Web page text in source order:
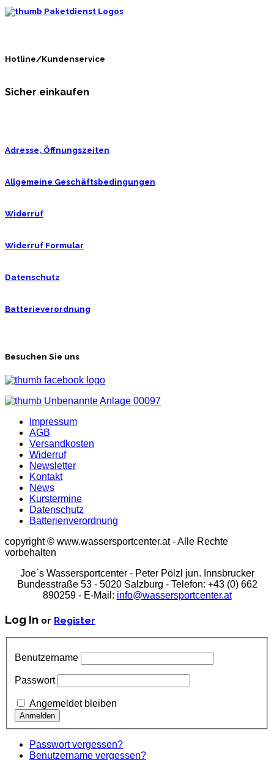
Hotline/Kundenservice
Sicher einkaufen
Adresse, Öffnungszeiten
Allgemeine Geschäftsbedingungen
Widerruf
Widerruf Formular
Datenschutz
Batterieverordnung
Besuchen Sie uns
Impressum
AGB
Versandkosten
Widerruf
Newsletter
Kontakt
News
Kurstermine
Datenschutz
Batterienverordnung
copyright © www.wassersportcenter.at - Alle Rechte
vorbehalten
Joe´s Wassersportcenter - Peter Pölzl jun. Innsbrucker
Bundesstraße 53 - 5020 Salzburg - Telefon: +43 (0) 662
890259 - E-Mail: info@wassersportcenter.at
Log In or Register
Benutzername
Passwort
Angemeldet bleiben
Passwort vergessen?
Benutzername vergessen?